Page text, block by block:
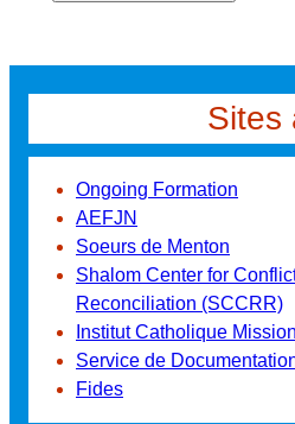
Sites
Ongoing Formation
AEFJN
Soeurs de Menton
Shalom Center for
Reconciliation (SCCRR)
Institut Catholique
Service de
Fides